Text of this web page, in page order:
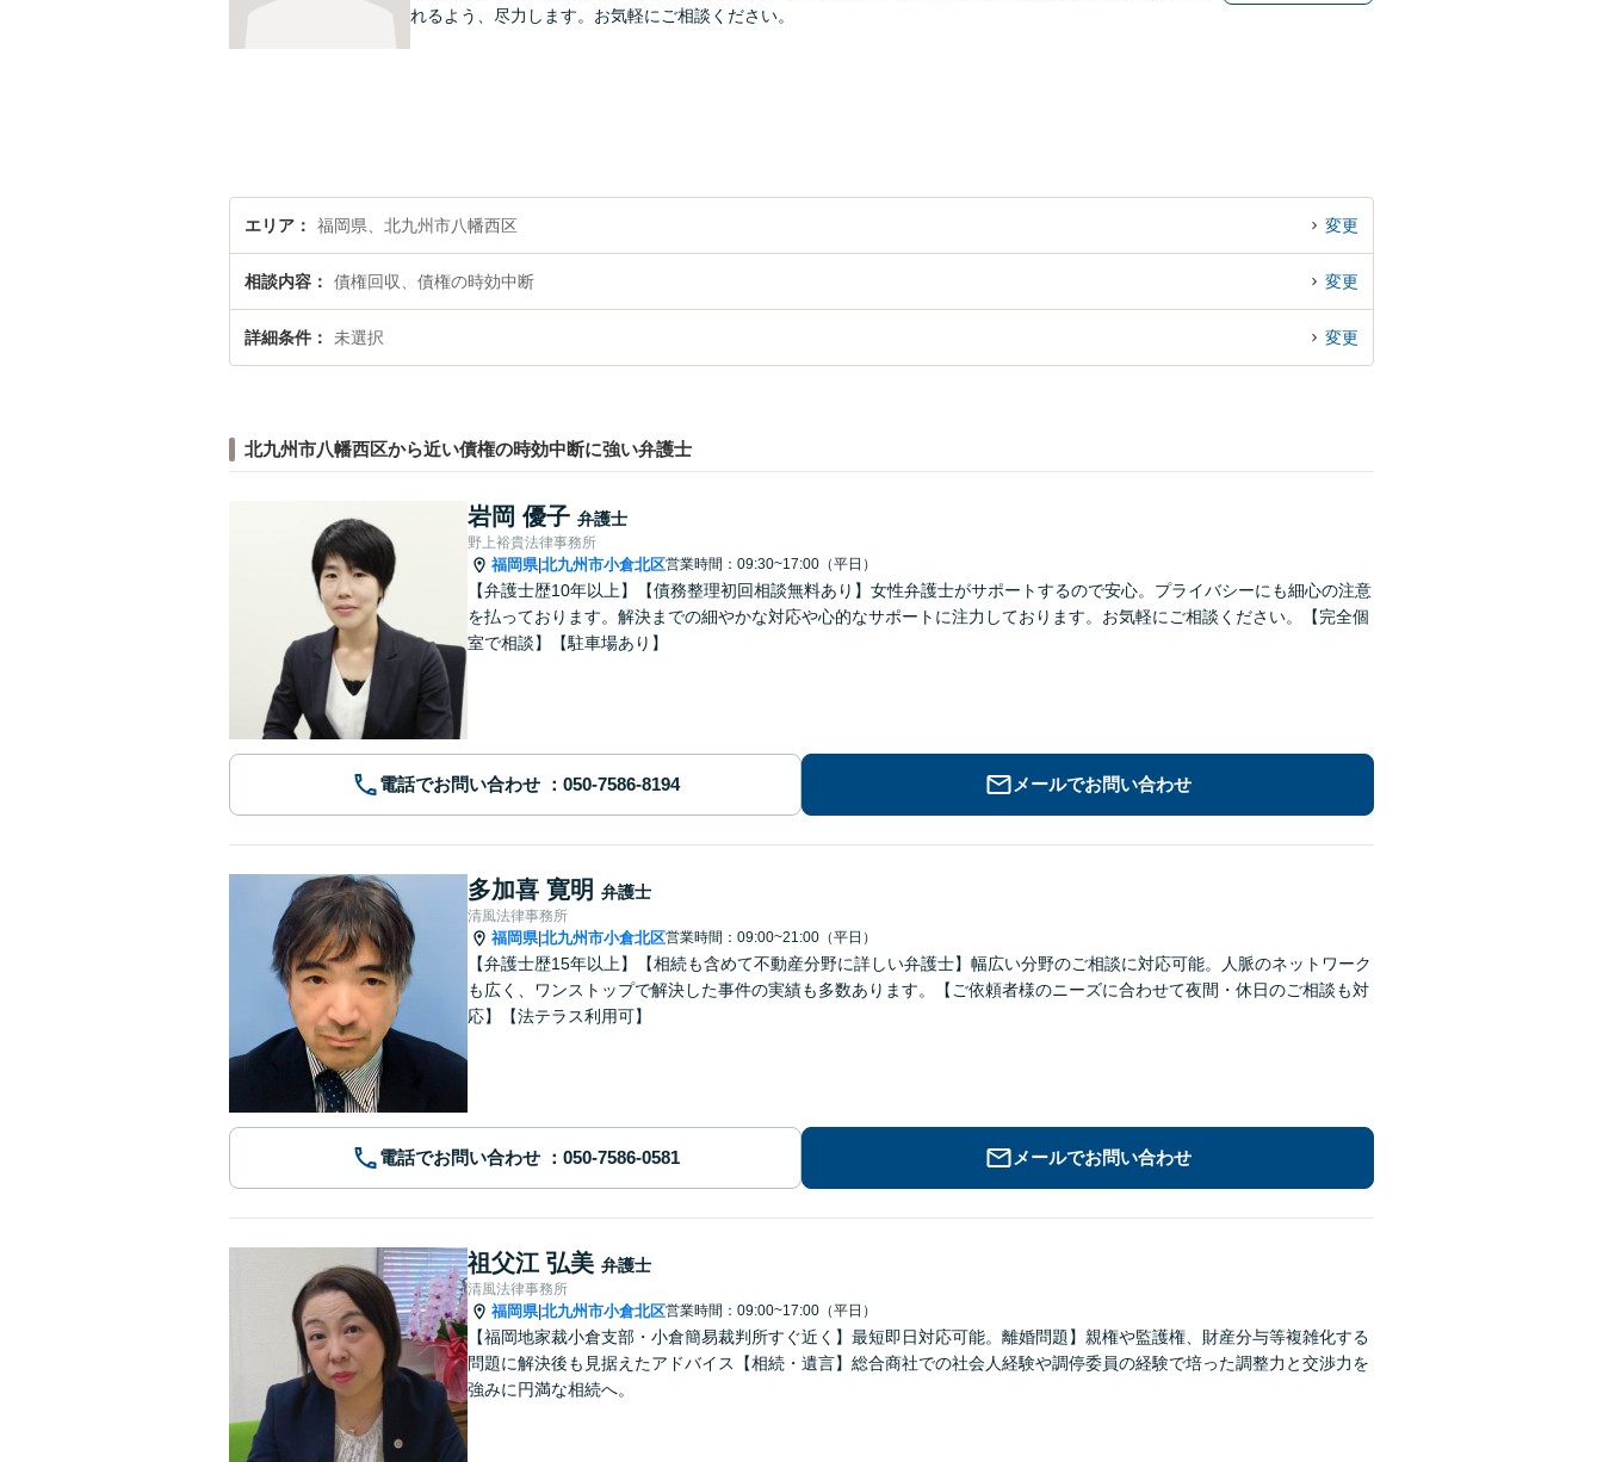
れるよう、尽力します。お気軽にご相談ください。
エリア 福岡県、北九州市八幡西区 変更
相談内容 債権回収、債権の時効中断 変更
詳細条件 未選択 変更
北九州市八幡西区から近い債権の時効中断に強い弁護士
岩岡 優子 弁護士
野上裕貴法律事務所
福岡県|北九州市小倉北区営業時間：09:30~17:00（平日）
【弁護士歴10年以上】【債務整理初回相談無料あり】女性弁護士がサポートするので安心。プライバシーにも細心の注意
を払っております。解決までの細やかな対応や心的なサポートに注力しております。お気軽にご相談ください。【完全個
室で相談】【駐車場あり】
電話でお問い合わせ メールでお問い合わせ
多加喜 寛明 弁護士
清風法律事務所
福岡県|北九州市小倉北区営業時間：09:00~21:00（平日）
【弁護士歴15年以上】【相続も含めて不動産分野に詳しい弁護士】幅広い分野のご相談に対応可能。人脈のネットワーク
も広く、ワンストップで解決した事件の実績も多数あります。【ご依頼者様のニーズに合わせて夜間・休日のご相談も対
応】【法テラス利用可】
電話でお問い合わせ メールでお問い合わせ
祖父江 弘美 弁護士
清風法律事務所
福岡県|北九州市小倉北区営業時間：09:00~17:00（平日）
【福岡地家裁小倉支部・小倉簡易裁判所すぐ近く】最短即日対応可能。離婚問題】親権や監護権、財産分与等複雑化する
問題に解決後も見据えたアドバイス【相続・遺言】総合商社での社会人経験や調停委員の経験で培った調整力と交渉力を
強みに円満な相続へ。